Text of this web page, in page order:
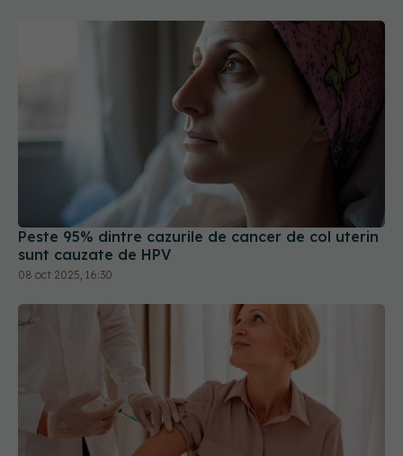
Peste 95% dintre cazurile de cancer de col uterin
sunt cauzate de HPV
08 oct 2025, 16:30